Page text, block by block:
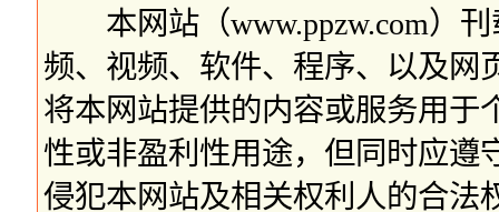
本网站（www.ppzw.com）刊
频、视频、软件、程序、以及网
将本网站提供的内容或服务用于
性或非盈利性用途，但同时应遵
侵犯本网站及相关权利人的合法